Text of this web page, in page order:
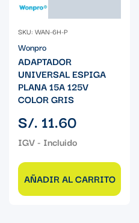
SKU: WAN-6H-P
Wonpro
ADAPTADOR
UNIVERSAL ESPIGA
PLANA 15A 125V
COLOR GRIS
Precio
regular
S/. 11.60
AÑADIR AL CARRITO